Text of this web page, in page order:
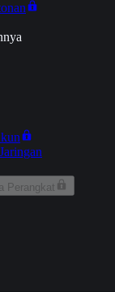
Perangkat